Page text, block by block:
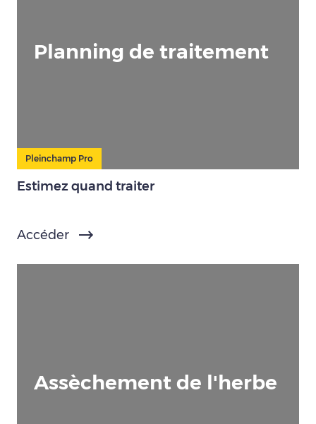
Planning de traitement
Pleinchamp Pro
Estimez quand traiter
Accéder
Assèchement de l'herbe